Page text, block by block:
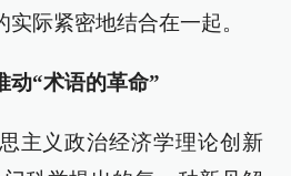
际紧密地结合在一起。
动“术语的革命”
主义政治经济学理论创新